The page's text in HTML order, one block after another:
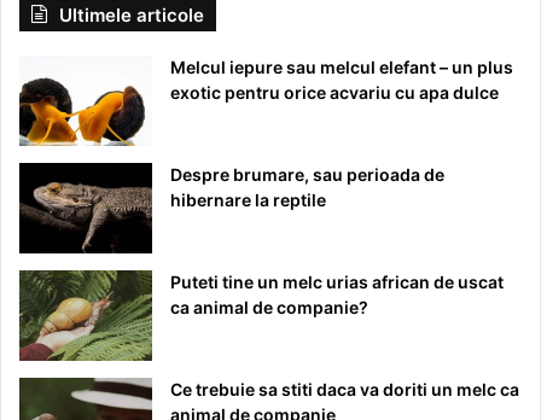
Ultimele articole
Melcul iepure sau melcul elefant – un plus
exotic pentru orice acvariu cu apa dulce
Despre brumare, sau perioada de
hibernare la reptile
Puteti tine un melc urias african de uscat
ca animal de companie?
Ce trebuie sa stiti daca va doriti un melc ca
animal de companie